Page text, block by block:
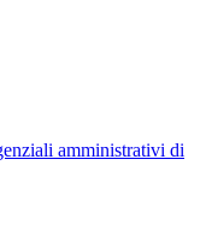
amministrativi di